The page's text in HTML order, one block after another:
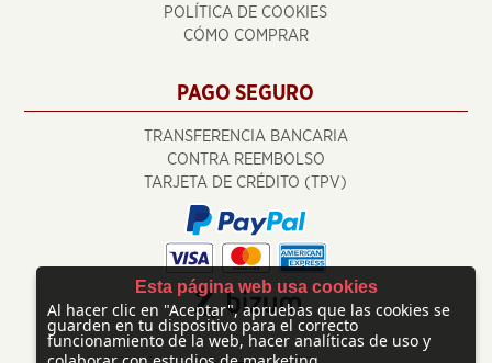
POLÍTICA DE COOKIES
CÓMO COMPRAR
PAGO SEGURO
TRANSFERENCIA BANCARIA
CONTRA REEMBOLSO
TARJETA DE CRÉDITO (TPV)
Esta página web usa cookies
Al hacer clic en "Aceptar", apruebas que las cookies se
guarden en tu dispositivo para el correcto
funcionamiento de la web, hacer analíticas de uso y